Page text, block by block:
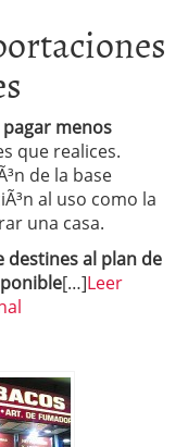
menos
que realices.
de la base
al uso como la
una casa.
destines al plan de
[…]Leer